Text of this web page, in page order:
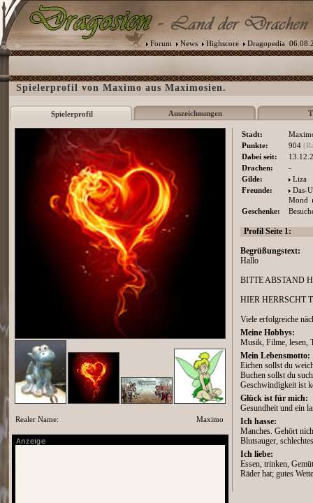
Forum News Highscore Dragopedia
Spielerprofil von Maximo aus Maximosien.
Spielerprofil Auszeichnungen
Stadt:
Punkte:
904
Dabei seit:
Drachen:
-
Gilde:
Liza
Freunde:
Das-
Mond
Geschenke:
Profil Seite 1:
Begrüßungstext:
Hallo
BITTE ABSTAND
HIER HERRSCHT
Viele erfolgreiche
Meine Hobbys:
Musik, Filme, lesen,
Mein Lebensmotto:
Eichen sollst du
Buchen sollst du
Geschwindigkeit ist
Glück ist für mich:
Gesundheit und ein
Ich hasse:
Manches. Gehört
Blutsauger,
Ich liebe:
Essen, trinken,
Räder hat; gutes
Realer Name: Maximo